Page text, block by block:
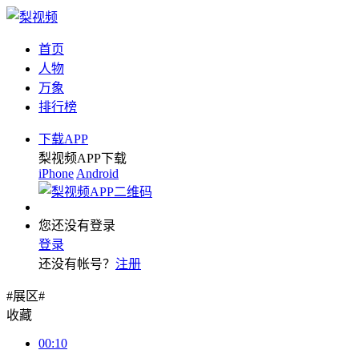
首页
人物
万象
排行榜
下载APP
梨视频APP下载
iPhone Android
您还没有登录
登录
还没有帐号？ 注册
#展区#
收藏
00:10